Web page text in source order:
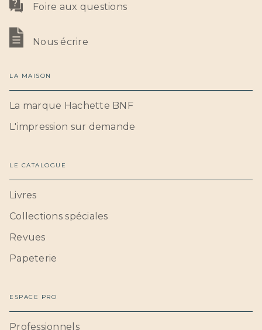
Foire aux questions
Nous écrire
LA MAISON
La marque Hachette BNF
L'impression sur demande
LE CATALOGUE
Livres
Collections spéciales
Revues
Papeterie
ESPACE PRO
Professionnels